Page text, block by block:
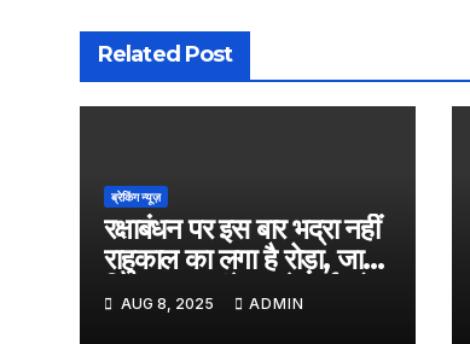
Related Post
ब्रेकिंग न्यूज़
रक्षाबंधन पर इस बार भद्रा नहीं
राहुकाल का लगा है रोड़ा, जानें
किस समय बांधे अपने भाई को
राखी
AUG 8, 2025 ADMIN